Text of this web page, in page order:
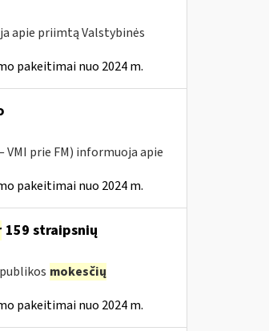
apie priimtą Valstybinės
pakeitimai nuo 2024 m.
prie FM) informuoja apie
pakeitimai nuo 2024 m.
159 straipsnių
mokesčių
pakeitimai nuo 2024 m.